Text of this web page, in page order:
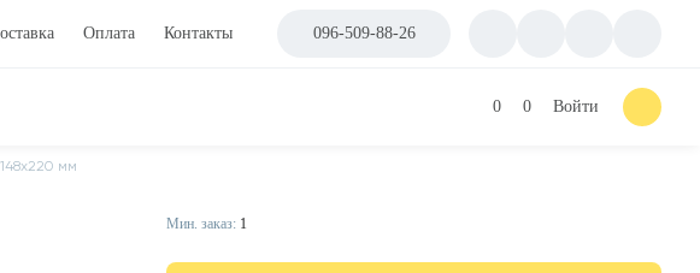
Оплата Контакты 096-509-88-26
0 0 Войти
мм
Мин. заказ: 1